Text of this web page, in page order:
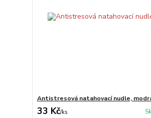
Antistresová natahovací nudle,
33 Kč/ks